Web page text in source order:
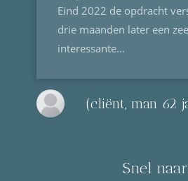
Eind 2022 de opdracht
drie maanden later een
interessante...
(cliënt, man 62
Snel